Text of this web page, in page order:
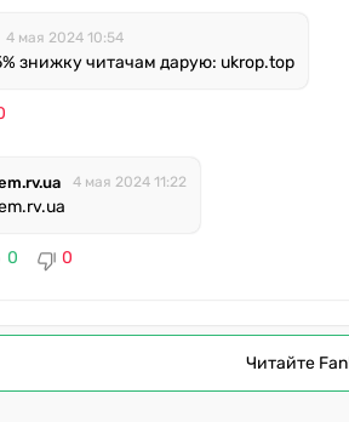
4 мая 2024 10:54
знижку читачам дарую: ukrop.top
4 мая 2024 11:22
0 0
Читайте